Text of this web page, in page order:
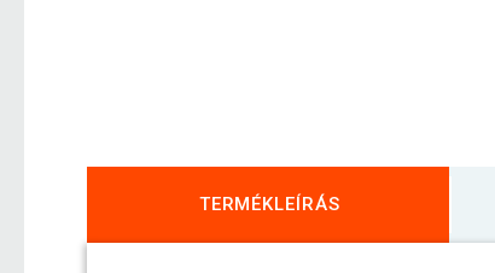
TERMÉKLEÍRÁS